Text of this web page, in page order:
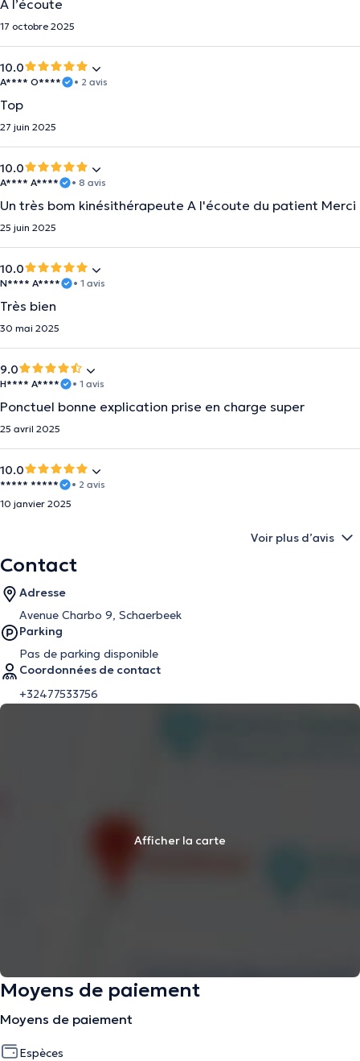
A l’écoute
17 octobre 2025
10.0
A**** O**** • 2 avis
Top
27 juin 2025
10.0
A**** A**** • 8 avis
Un très bom kinésithérapeute A l'écoute du patient Merci
25 juin 2025
10.0
N**** A**** • 1 avis
Très bien
30 mai 2025
9.0
H**** A**** • 1 avis
Ponctuel bonne explication prise en charge super
25 avril 2025
10.0
***** *****
• 2 avis
10 janvier 2025
Voir plus d’avis
Contact
Adresse
Avenue Charbo 9, Schaerbeek
Parking
Pas de parking disponible
Coordonnées de contact
+32477533756
Afficher la carte
Moyens de paiement
Moyens de paiement
Espèces